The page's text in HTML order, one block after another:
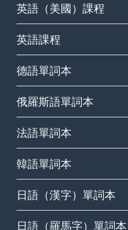
英語（美國）課程
英語課程
德語單詞本
俄羅斯語單詞本
法語單詞本
韓語單詞本
日語（漢字）單詞本
日語（羅馬字）單詞本